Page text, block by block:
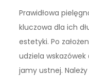
Prawidłowa
kluczowa dla ich
estetyki. Po
udziela
jamy ustnej.